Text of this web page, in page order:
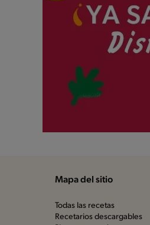
Mapa del sitio
Todas las recetas
Recetarios descargables